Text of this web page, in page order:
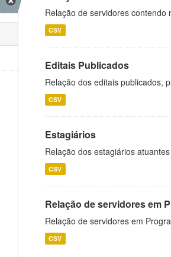
Relação de servidores
CSV
Editais Publicados
Relação dos editais publicados,
CSV
Estagiários
Relação dos estagiários
CSV
Relação de servidores em
Relação de servidores em
CSV